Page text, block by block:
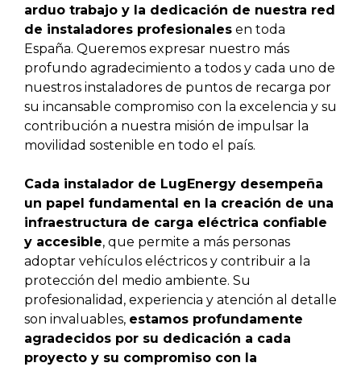
arduo trabajo y la dedicación de nuestra red
de instaladores profesionales en toda
España. Queremos expresar nuestro más
profundo agradecimiento a todos y cada uno de
nuestros instaladores de puntos de recarga por
su incansable compromiso con la excelencia y su
contribución a nuestra misión de impulsar la
movilidad sostenible en todo el país.
Cada instalador de LugEnergy desempeña
un papel fundamental en la creación de una
infraestructura de carga eléctrica confiable
y accesible, que permite a más personas
adoptar vehículos eléctricos y contribuir a la
protección del medio ambiente. Su
profesionalidad, experiencia y atención al detalle
son invaluables, estamos profundamente
agradecidos por su dedicación a cada
proyecto y su compromiso con la